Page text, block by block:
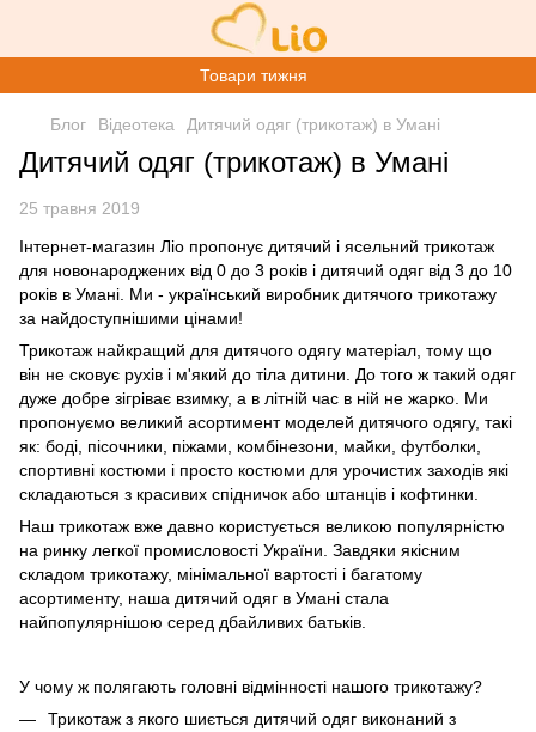
Товари тижня
Блог Відеотека Дитячий одяг (трикотаж) в Умані
Дитячий одяг (трикотаж) в Умані
25 травня 2019
Інтернет-магазин Ліо пропонує дитячий і ясельний трикотаж
для новонароджених від 0 до 3 років і дитячий одяг від 3 до 10
років в Умані. Ми - український виробник дитячого трикотажу
за найдоступнішими цінами!
Трикотаж найкращий для дитячого одягу матеріал, тому що
він не сковує рухів і м'який до тіла дитини. До того ж такий одяг
дуже добре зігріває взимку, а в літній час в ній не жарко. Ми
пропонуємо великий асортимент моделей дитячого одягу, такі
як: боді, пісочники, піжами, комбінезони, майки, футболки,
спортивні костюми і просто костюми для урочистих заходів які
складаються з красивих спідничок або штанців і кофтинки.
Наш трикотаж вже давно користується великою популярністю
на ринку легкої промисловості України. Завдяки якісним
складом трикотажу, мінімальної вартості і багатому
асортименту, наша дитячий одяг в Умані стала
найпопулярнішою серед дбайливих батьків.
У чому ж полягають головні відмінності нашого трикотажу?
Трикотаж з якого шиється дитячий одяг виконаний з